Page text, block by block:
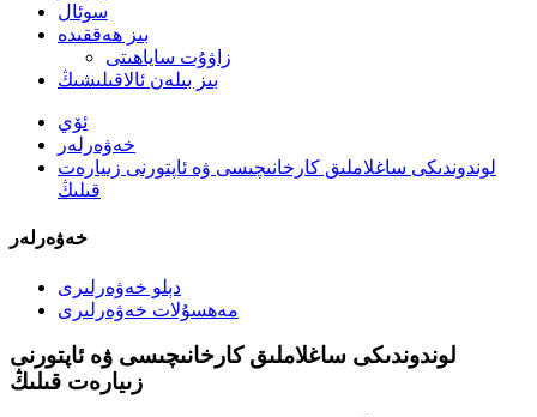
سوئال
بىز ھەققىدە
زاۋۇت ساياھىتى
بىز بىلەن ئالاقىلىشىڭ
ئۆي
خەۋەرلەر
لوندوندىكى ساغلاملىق كارخانىچىسى ۋە ئاپتورنى زىيارەت
قىلىڭ
خەۋەرلەر
دېلو خەۋەرلىرى
مەھسۇلات خەۋەرلىرى
لوندوندىكى ساغلاملىق كارخانىچىسى ۋە ئاپتورنى
زىيارەت قىلىڭ